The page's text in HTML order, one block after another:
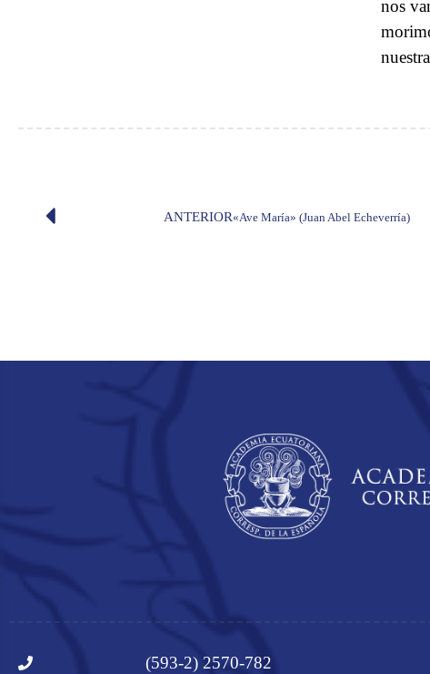
nos
ANTERIOR«Ave María» (Juan Abel Echeverría)
(593-2) 2570-782